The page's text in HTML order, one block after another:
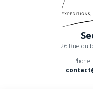
26 Rue du